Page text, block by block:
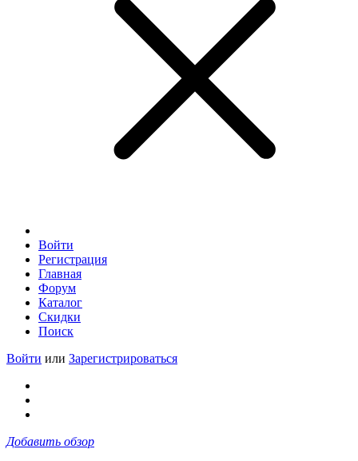
Войти
Регистрация
Главная
Форум
Каталог
Скидки
Поиск
Войти или Зарегистрироваться
Добавить обзор